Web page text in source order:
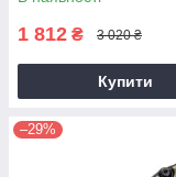
1 812 ₴ 3 020 ₴
Купити
–29%